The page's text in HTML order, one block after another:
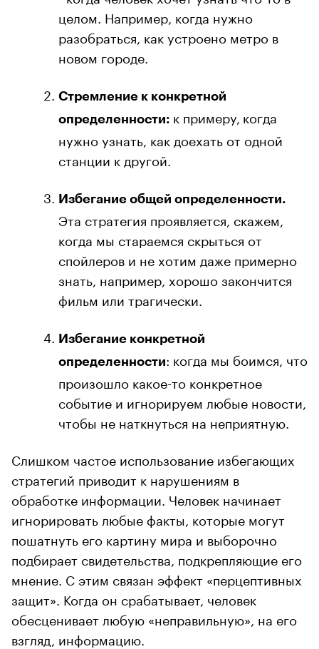
целом. Например, когда нужно
разобраться, как устроено метро в
новом городе.
Стремление к конкретной
определенности: к примеру, когда
нужно узнать, как доехать от одной
станции к другой.
Избегание общей определенности.
Эта стратегия проявляется, скажем,
когда мы стараемся скрыться от
спойлеров и не хотим даже примерно
знать, например, хорошо закончится
фильм или трагически.
Избегание конкретной
определенности: когда мы боимся, что
произошло какое-то конкретное
событие и игнорируем любые новости,
чтобы не наткнуться на неприятную.
Слишком частое использование избегающих
стратегий приводит к нарушениям в
обработке информации. Человек начинает
игнорировать любые факты, которые могут
пошатнуть его картину мира и выборочно
подбирает свидетельства, подкрепляющие его
мнение. С этим связан эффект «перцептивных
защит». Когда он срабатывает, человек
обесценивает любую «неправильную», на его
взгляд, информацию.